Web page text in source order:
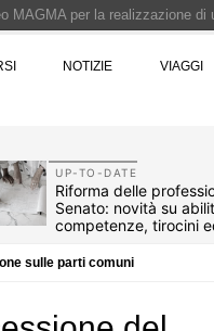
NOTIZIE VIAGGI
UP-TO-DATE
Riforma delle
Senato: novità su
competenze, tirocini
sulle parti comuni
MAGMA per la realizzazione di
18.000 euro